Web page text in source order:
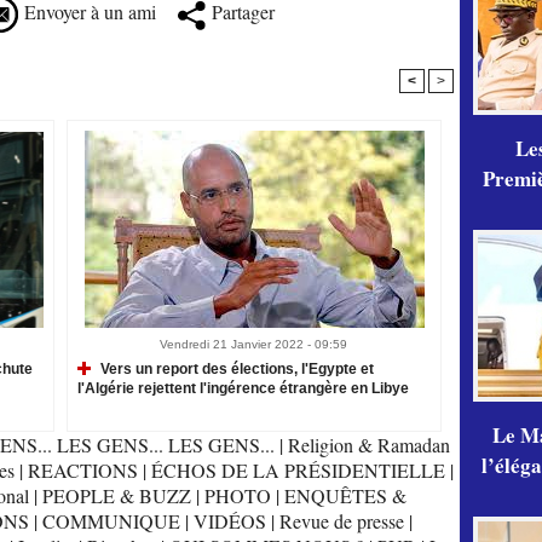
Envoyer à un ami Partager
< >
Vendredi 21 Janvier 2022 - 09:59
Vers un report des élections, l'Egypte et
l'Algérie rejettent l'ingérence étrangère en Libye
LES GENS... LES GENS... |Religion & Ramadan
|REACTIONS |ÉCHOS DE LA PRÉSIDENTIELLE |
|PEOPLE & BUZZ |PHOTO |ENQUÊTES &
|COMMUNIQUE |VIDÉOS |Revue de presse |
Le